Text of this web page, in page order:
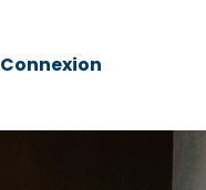
Connexion